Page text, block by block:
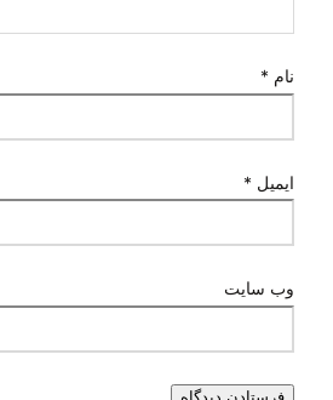
نام *
ایمیل *
وب‌ سایت